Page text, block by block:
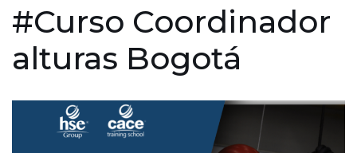
#Curso Coordinador
alturas Bogotá